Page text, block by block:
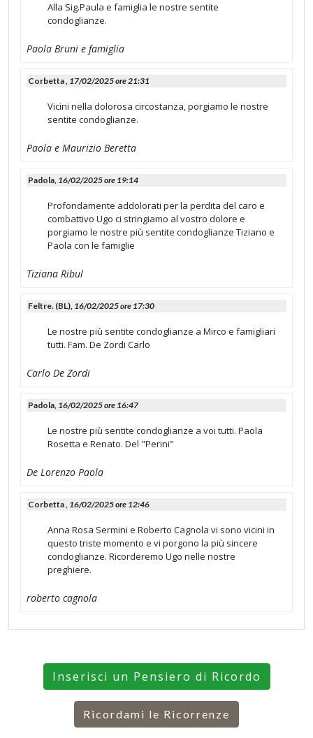
Alla Sig.Paula e famiglia le nostre sentite
condoglianze.
Paola Bruni e famiglia
Corbetta , 17/02/2025 ore 21:31
Vicini nella dolorosa circostanza, porgiamo le nostre
sentite condoglianze.
Paola e Maurizio Beretta
Padola, 16/02/2025 ore 19:14
Profondamente addolorati per la perdita del caro e
combattivo Ugo ci stringiamo al vostro dolore e
porgiamo le nostre più sentite condoglianze Tiziano e
Paola con le famiglie
Tiziana Ribul
Feltre. (BL), 16/02/2025 ore 17:30
Le nostre più sentite condoglianze a Mirco e famigliari
tutti. Fam. De Zordi Carlo
Carlo De Zordi
Padola, 16/02/2025 ore 16:47
Le nostre più sentite condoglianze a voi tutti. Paola
Rosetta e Renato. Del "Perini"
De Lorenzo Paola
Corbetta , 16/02/2025 ore 12:46
Anna Rosa Sermini e Roberto Cagnola vi sono vicini in
questo triste momento e vi porgono la più sincere
condoglianze. Ricorderemo Ugo nelle nostre
preghiere.
roberto cagnola
Inserisci un Pensiero di Ricordo
Ricordami le Ricorrenze